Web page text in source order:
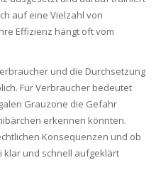
auf eine Vielzahl von
Effizienz hängt oft vom
und die Durchsetzung
Für Verbraucher bedeutet
Grauzone die Gefahr
erkennen könnten.
Konsequenzen und ob
klar und schnell aufgeklärt